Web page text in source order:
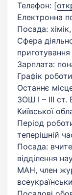
Телефон: [
Електронна
Посада:
Сфера
приготування
Зарплата:
Графік
Останнє
ЗОШ І – ІІІ
Київської
Період
теперішній
Посада:
відділення
МАН, член